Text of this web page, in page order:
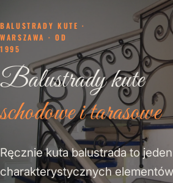
BALUSTRADY KUTE ·
WARSZAWA · OD
1995
Balustrady kute
schodowe i tarasowe
Ręcznie kuta balustrada to
charakterystycznych